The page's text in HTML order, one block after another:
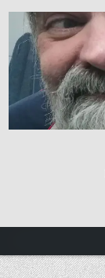
Skip
content